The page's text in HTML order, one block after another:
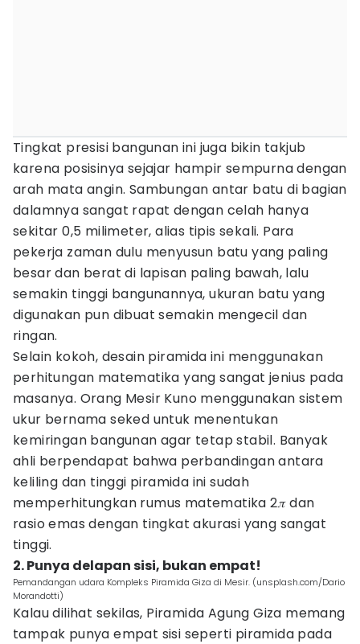
Tingkat presisi bangunan ini juga bikin takjub
karena posisinya sejajar hampir sempurna dengan
arah mata angin. Sambungan antar batu di bagian
dalamnya sangat rapat dengan celah hanya
sekitar 0,5 milimeter, alias tipis sekali. Para
pekerja zaman dulu menyusun batu yang paling
besar dan berat di lapisan paling bawah, lalu
semakin tinggi bangunannya, ukuran batu yang
digunakan pun dibuat semakin mengecil dan
ringan.
Selain kokoh, desain piramida ini menggunakan
perhitungan matematika yang sangat jenius pada
masanya. Orang Mesir Kuno menggunakan sistem
ukur bernama seked untuk menentukan
kemiringan bangunan agar tetap stabil. Banyak
ahli berpendapat bahwa perbandingan antara
keliling dan tinggi piramida ini sudah
memperhitungkan rumus matematika 2𝜋 dan
rasio emas dengan tingkat akurasi yang sangat
tinggi.
2. Punya delapan sisi, bukan empat!
Pemandangan udara Kompleks Piramida Giza di Mesir. (unsplash.com/Dario
Morandotti)
Kalau dilihat sekilas, Piramida Agung Giza memang
tampak punya empat sisi seperti piramida pada